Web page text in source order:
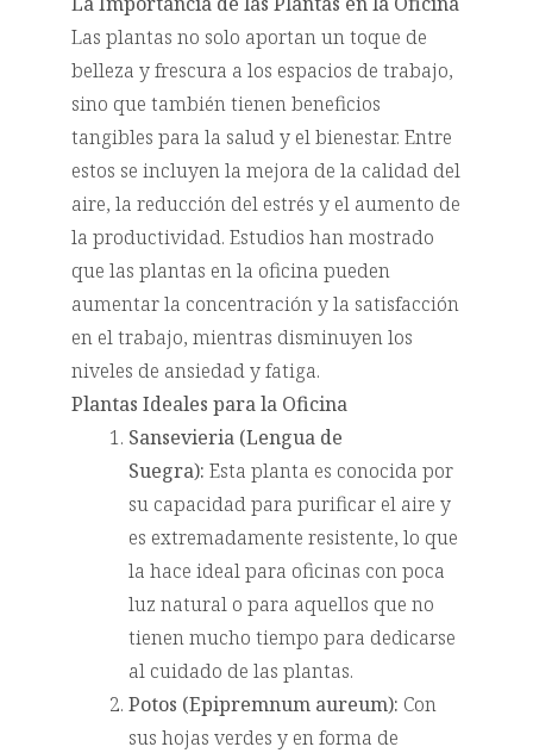
Las plantas no solo aportan un toque de
belleza y frescura a los espacios de trabajo,
sino que también tienen beneficios
tangibles para la salud y el bienestar. Entre
estos se incluyen la mejora de la calidad del
aire, la reducción del estrés y el aumento de
la productividad. Estudios han mostrado
que las plantas en la oficina pueden
aumentar la concentración y la satisfacción
en el trabajo, mientras disminuyen los
niveles de ansiedad y fatiga.
Plantas Ideales para la Oficina
Sansevieria (Lengua de
Suegra): Esta planta es conocida por
su capacidad para purificar el aire y
es extremadamente resistente, lo que
la hace ideal para oficinas con poca
luz natural o para aquellos que no
tienen mucho tiempo para dedicarse
al cuidado de las plantas.
Potos (Epipremnum aureum): Con
sus hojas verdes y en forma de